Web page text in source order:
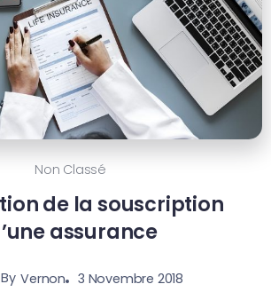
Non Classé
de la souscription
assurance
By Vernon 3 Novembre 2018